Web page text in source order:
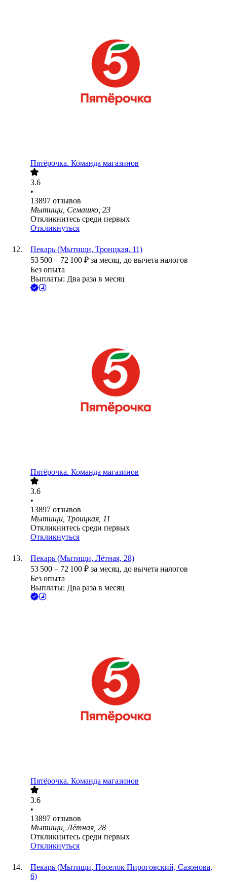
Пятёрочка. Команда магазинов
3.6
•
13897 отзывов
Мытищи, Семашко, 23
Откликнитесь среди первых
Откликнуться
Пекарь (Мытищи, Троицкая, 11)
53 500 – 72 100 ₽ за месяц, до вычета налогов
Без опыта
Выплаты: Два раза в месяц
Пятёрочка. Команда магазинов
3.6
•
13897 отзывов
Мытищи, Троицкая, 11
Откликнитесь среди первых
Откликнуться
Пекарь (Мытищи, Лётная, 28)
53 500 – 72 100 ₽ за месяц, до вычета налогов
Без опыта
Выплаты: Два раза в месяц
Пятёрочка. Команда магазинов
3.6
•
13897 отзывов
Мытищи, Лётная, 28
Откликнитесь среди первых
Откликнуться
Пекарь (Мытищи, Поселок Пироговский, Сазонова,
6)